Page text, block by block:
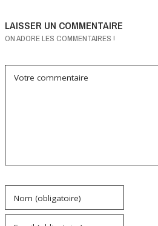
LAISSER UN COMMENTAIRE
ON ADORE LES COMMENTAIRES !
Votre commentaire
Nom (obligatoire)